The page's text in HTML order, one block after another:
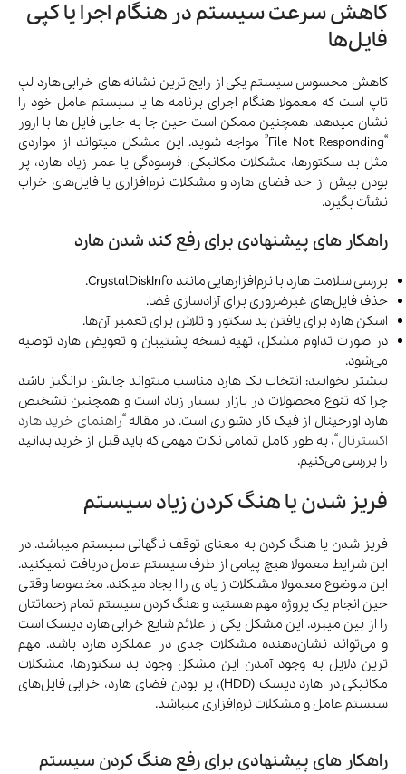
کاهش سرعت سیستم در هنگام اجرا یا کپی
فایل‌ها
کاهش محسوس سیستم یکی از رایج ترین نشانه های خرابی هارد لپ
تاپ است که معمولا هنگام اجرای برنامه ها یا سیستم عامل خود را
نشان میدهد. همچنین ممکن است حین جا به جایی فایل ها با ارور
“File Not Responding” مواجه شوید. این مشکل میتواند از مواردی
مثل بد سکتورها، مشکلات مکانیکی، فرسودگی یا عمر زیاد هارد، پر
بودن بیش از حد فضای هارد و مشکلات نرم‌افزاری یا فایل‌های خراب
نشأت بگیرد.
راهکار های پیشنهادی برای رفع کند شدن هارد
بررسی سلامت هارد با نرم‌افزارهایی مانند CrystalDiskInfo.
حذف فایل‌های غیرضروری برای آزادسازی فضا.
اسکن هارد برای یافتن بد سکتور و تلاش برای تعمیر آن‌ها.
در صورت تداوم مشکل، تهیه نسخه پشتیبان و تعویض هارد توصیه
می‌شود.
بیشتر بخوانید: انتخاب یک هارد مناسب میتواند چالش برانگیز باشد
چرا که تنوع محصولات در بازار بسیار زیاد است و همچنین تشخیص
هارد اورجینال از فیک کار دشواری است. در مقاله “راهنمای خرید هارد
اکسترنال“، به طور کامل تمامی نکات مهمی که باید قبل از خرید بدانید
را بررسی می‌کنیم.
فریز شدن یا هنگ کردن زیاد سیستم
فریز شدن یا هنگ کردن به معنای توقف ناگهانی سیستم میباشد. در
این شرایط معمولا هیچ پیامی از طرف سیستم عامل دریافت نمیکنید.
این موضوع معمولا مشکلات زیادی را ایجاد میکند. مخصوصا وقتی
حین انجام یک پروژه مهم هستید و هنگ کردن سیستم تمام زحماتتان
را از بین میبرد. این مشکل یکی از علائم شایع خرابی هارد دیسک است
و می‌تواند نشان‌دهنده مشکلات جدی در عملکرد هارد باشد. مهم
ترین دلایل به وجود آمدن این مشکل وجود بد سکتورها، مشکلات
مکانیکی در هارد دیسک (HDD)، پر بودن فضای هارد، خرابی فایل‌های
سیستم عامل و مشکلات نرم‌افزاری میباشد.
راهکار های پیشنهادی برای رفع هنگ کردن سیستم